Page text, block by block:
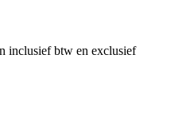
inclusief btw en exclusief